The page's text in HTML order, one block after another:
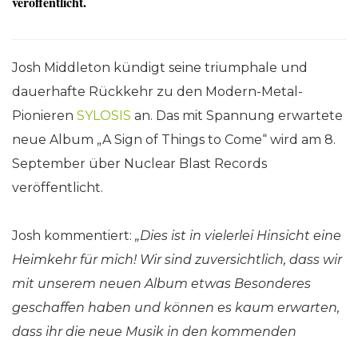
Josh Middleton kündigt seine triumphale und
dauerhafte Rückkehr zu den Modern-Metal-
Pionieren SYLOSIS an. Das mit Spannung erwartete
neue Album „A Sign of Things to Come“ wird am 8.
September über Nuclear Blast Records
veröffentlicht.
Josh kommentiert: „Dies ist in vielerlei Hinsicht eine
Heimkehr für mich! Wir sind zuversichtlich, dass wir
mit unserem neuen Album etwas Besonderes
geschaffen haben und können es kaum erwarten,
dass ihr die neue Musik in den kommenden